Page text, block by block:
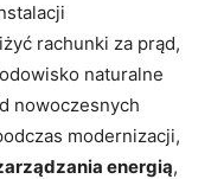
rachunki za prąd,‍
naturalne
nowoczesnych
modernizacji,
energią,